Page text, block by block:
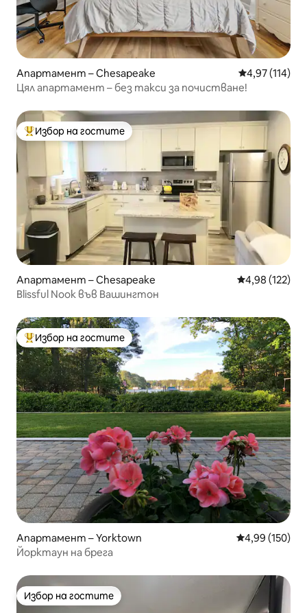
Апартамент – Chesapeake Средна
4,97 (114)
Цял апартамент – без такси за почистване!
Най-популярен избор на гостите
Избор на гостите
Апартамент – Chesapeake Средна
4,98 (122)
Blissful Nook във Вашингтон
Най-популярен избор на гостите
Избор на гостите
Апартамент – Yorktown Средна
4,99 (150)
Йорктаун на брега
Избор на гостите
Избор на гостите